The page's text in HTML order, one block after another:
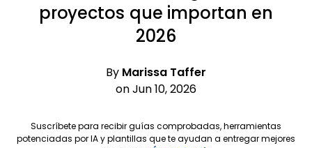
proyectos que importan en
2026
By Marissa Taffer
on Jun 10, 2026
Suscríbete para recibir guías comprobadas, herramientas
potenciadas por IA y plantillas que te ayudan a entregar mejores